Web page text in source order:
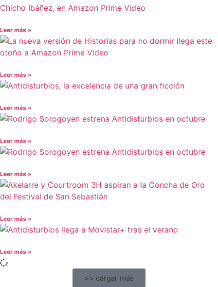
Leer más »
Leer más »
Leer más »
Leer más »
Leer más »
Leer más »
Leer más »
>> cargar más